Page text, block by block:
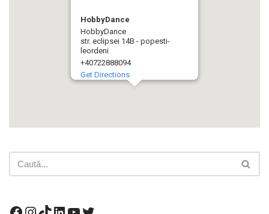
HobbyDance
HobbyDance
str. eclipsei 14B - popesti-
leordeni
+40722888094
Get Directions